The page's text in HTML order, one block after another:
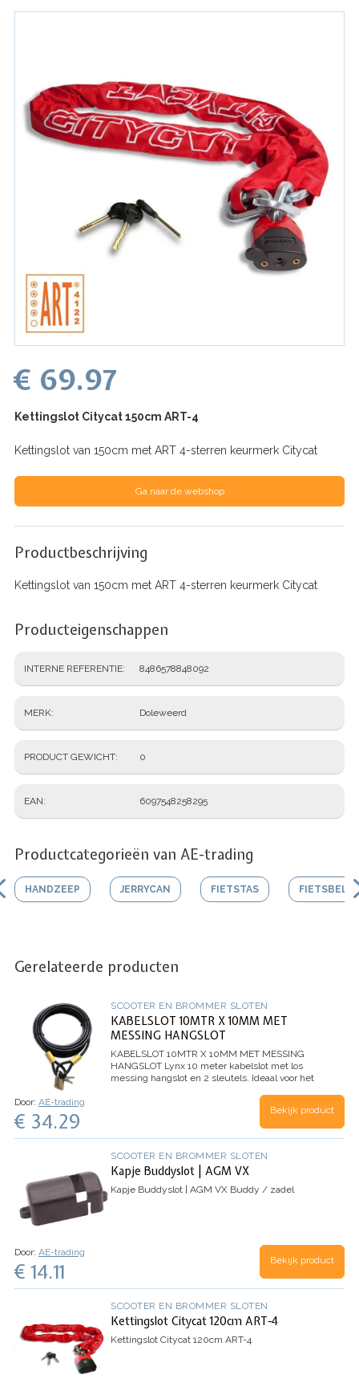
€ 69.97
Kettingslot Citycat 150cm ART-4
Kettingslot van 150cm met ART 4-sterren keurmerk Citycat
Ga naar de webshop
Productbeschrijving
Kettingslot van 150cm met ART 4-sterren keurmerk Citycat
Producteigenschappen
INTERNE REFERENTIE 8486578848092
MERK Doleweerd
PRODUCT GEWICHT 0
EAN 6097548258295
Productcategorieën van AE-trading
HANDZEEP JERRYCAN FIETSTAS FIETSBEL
Gerelateerde producten
SCOOTER EN BROMMER SLOTEN
KABELSLOT 10MTR X 10MM MET
MESSING HANGSLOT
KABELSLOT 10MTR X 10MM MET MESSING
HANGSLOT Lynx 10 meter kabelslot met los
messing hangslot en 2 sleutels. Ideaal voor het
Door: AE-trading
€ 34.29 Bekijk product
SCOOTER EN BROMMER SLOTEN
Kapje Buddyslot | AGM VX
Kapje Buddyslot | AGM VX Buddy / zadel
Door: AE-trading
€ 14.11 Bekijk product
SCOOTER EN BROMMER SLOTEN
Kettingslot Citycat 120cm ART-4
Kettingslot Citycat 120cm ART-4